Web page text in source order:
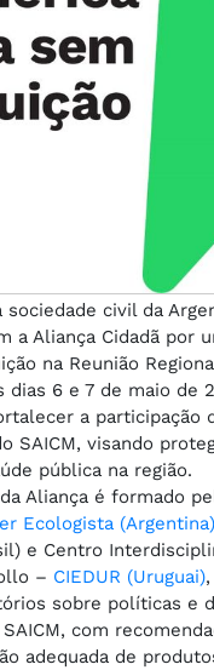
sociedade civil da
a Aliança Cidadã por
na Reunião
dias 6 e 7 de maio de
a participação
SAICM, visando
pública na região.
Aliança é formado
Ecologista (Argentina)
e Centro
– CIEDUR (Uruguai)
sobre políticas e
com
adequada de